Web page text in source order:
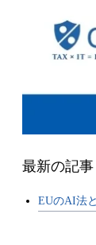
最新の記事
EUのAI法